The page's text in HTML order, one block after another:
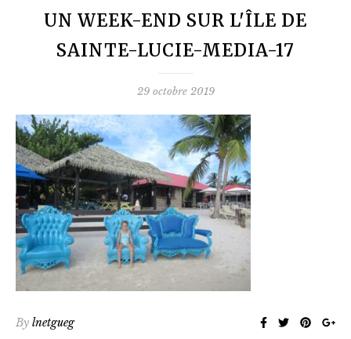
UN WEEK-END SUR L'ÎLE DE
SAINTE-LUCIE-MEDIA-17
29 octobre 2019
By lnetgueg